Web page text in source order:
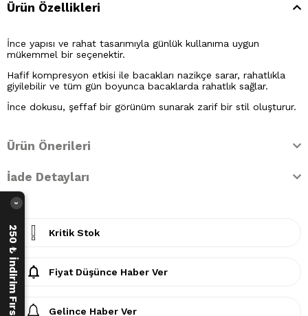
Ürün Özellikleri
İnce yapısı ve rahat tasarımıyla günlük kullanıma uygun
mükemmel bir seçenektir.
Hafif kompresyon etkisi ile bacakları nazikçe sarar, rahatlıkla
giyilebilir ve tüm gün boyunca bacaklarda rahatlık sağlar.
İnce dokusu, şeffaf bir görünüm sunarak zarif bir stil oluşturur.
Ürün Önerileri
İade Detayları
Kritik Stok
Fiyat Düşünce Haber Ver
Gelince Haber Ver
250 ₺ İndirim Fırsatı
›